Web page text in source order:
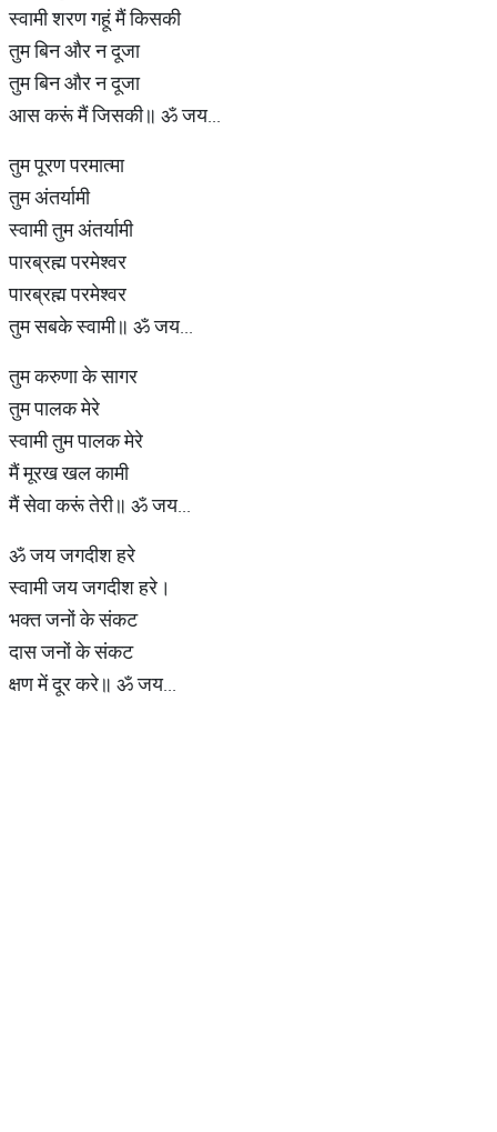
स्वामी शरण गहूं मैं किसकी
तुम बिन और न दूजा
तुम बिन और न दूजा
आस करूं मैं जिसकी॥ ॐ जय...
तुम पूरण परमात्मा
तुम अंतर्यामी
स्वामी तुम अंतर्यामी
पारब्रह्म परमेश्वर
पारब्रह्म परमेश्वर
तुम सबके स्वामी॥ ॐ जय...
तुम करुणा के सागर
तुम पालक मेरे
स्वामी तुम पालक मेरे
मैं मूरख खल कामी
मैं सेवा करूं तेरी॥ ॐ जय...
ॐ जय जगदीश हरे
स्वामी जय जगदीश हरे।
भक्त जनों के संकट
दास जनों के संकट
क्षण में दूर करे॥ ॐ जय...